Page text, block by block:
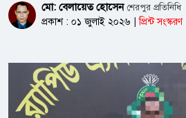
মো: বেলায়েত হোসেনশেরপুর প্রতিনিধি
প্রকাশ : ০১ জুলাই ২০২৬
প্রিন্ট সংস্করণ